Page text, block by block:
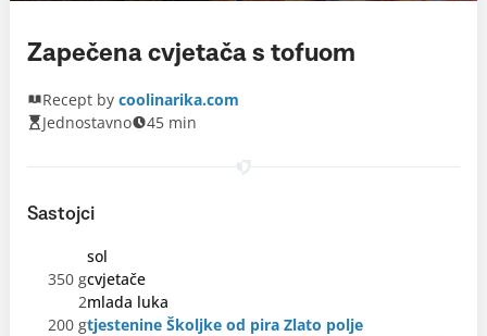
Zapečena cvjetača s tofuom
Recept by coolinarika.com
Jednostavno
45 min
Sastojci
sol
350 gcvjetače
2mlada luka
200 gtjestenine Školjke od pira Zlato polje